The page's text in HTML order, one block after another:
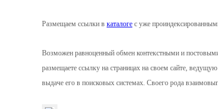
Размещаем ссылки в каталоге с уже
Возможен равноценный обмен контекстными и
размещаете ссылку на страницах на своем сайте,
выдаче его в поисковых системах. Своего рода